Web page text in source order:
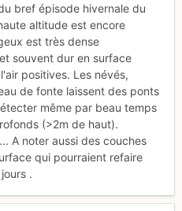
bref épisode hivernale du
altitude est encore
est très dense
souvent dur en surface
positives. Les névés,
de fonte laissent des ponts
même par beau temps
(>2m de haut).
A noter aussi des couches
qui pourraient refaire
.